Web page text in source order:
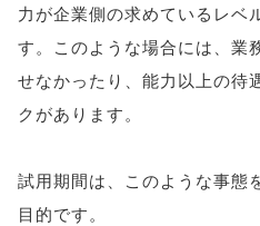
力が企業側の求めているレベ
す。このような場合には、業
せなかったり、能力以上の待
クがあります。
試用期間は、このような事態
目的です。